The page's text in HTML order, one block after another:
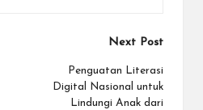
Next Post
Penguatan Literasi
Digital Nasional untuk
Lindungi Anak dari